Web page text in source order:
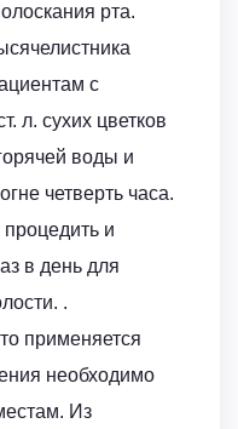
рта.
с
л. сухих цветков
воды и
четверть часа.
и
в день для
.
применяется
необходимо
Из